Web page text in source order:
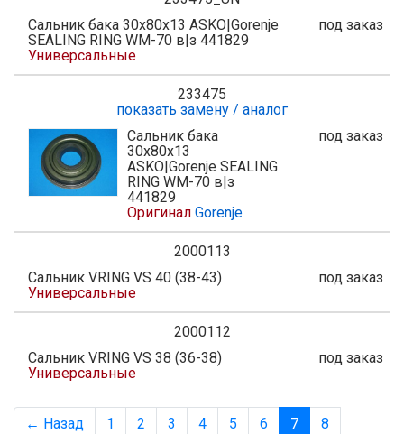
Сальник бака 30x80x13 ASKO|Gorenje
SEALING RING WM-70 в|з 441829
Универсальные
под заказ
233475
показать замену / аналог
Сальник бака
30x80x13
ASKO|Gorenje SEALING
RING WM-70 в|з
441829
Оригинал Gorenje
под заказ
2000113
Сальник VRING VS 40 (38-43)
Универсальные
под заказ
2000112
Сальник VRING VS 38 (36-38)
Универсальные
под заказ
← Назад 1 2 3 4 5 6 7
8